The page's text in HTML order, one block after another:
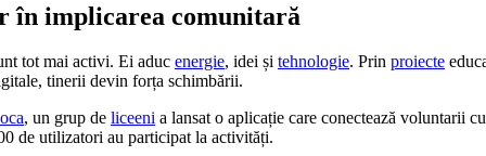
în implicarea comunitară
tot mai activi. Ei aduc energie, idei și tehnologie. Prin proiecte
tinerii devin forța schimbării.
, un grup de liceeni a lansat o aplicație care conectează voluntarii
de utilizatori au participat la activități.